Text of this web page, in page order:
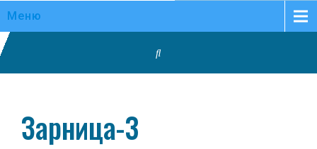
Меню
Зарница-3